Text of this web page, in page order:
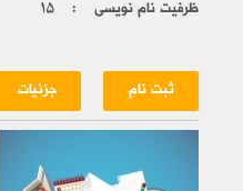
ظرفیت نام نویسی : ۱۵
ثبت نام جزئیات